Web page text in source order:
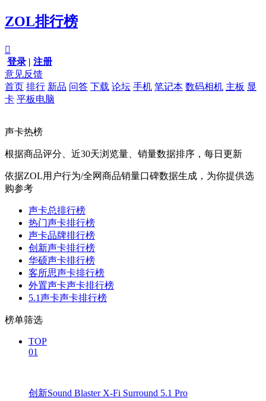
ZOL排行榜

登录 | 注册
意见反馈
首页 排行 新品 问答 下载 论坛 手机 笔记本 数码相机 主板 显
卡 平板电脑
声卡热榜
根据商品评分、近30天浏览量、销量数据排序，每日更新
依据ZOL用户行为/全网商品销量口碑数据生成，为你提供选
购参考
声卡总排行榜
热门声卡排行榜
声卡品牌排行榜
创新声卡排行榜
华硕声卡排行榜
客所思声卡排行榜
外置声卡声卡排行榜
5.1声卡声卡排行榜
榜单筛选
TOP
01
创新Sound Blaster X-Fi Surround 5.1 Pro